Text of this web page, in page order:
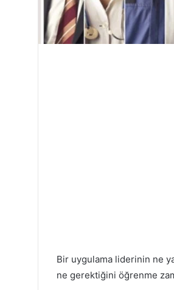
Bir uygulama liderinin ne
ne gerektiğini öğrenme